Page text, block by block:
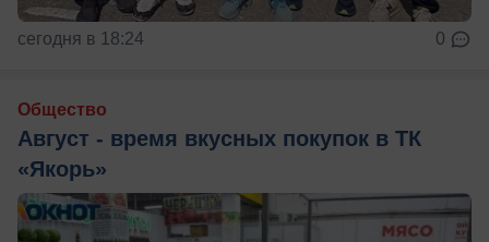
сегодня в 18:24 0
Общество
Август - время вкусных покупок в ТК
«Якорь»